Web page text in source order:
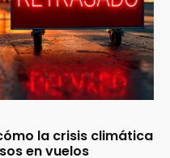
la crisis climática
en vuelos